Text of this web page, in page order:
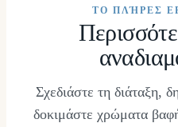
ΤΟ ΠΛΉΡΕΣ
Σχεδιάστε τη διάταξη,
δοκιμάστε χρώματα